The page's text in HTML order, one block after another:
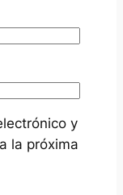
y
la próxima